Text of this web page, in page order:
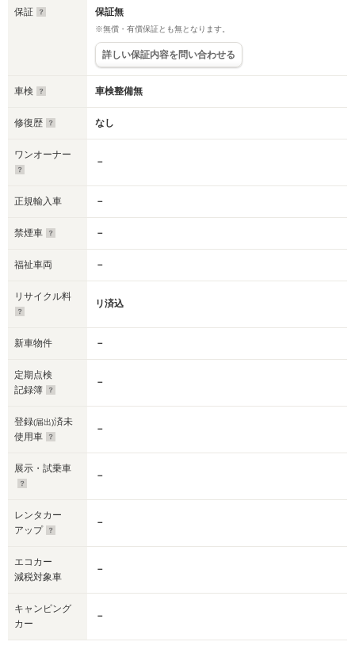
保証 保証無
※無償・有償保証とも無となります。
詳しい保証内容を問い合わせる
車検 車検整備無
修復歴 なし
ワンオーナー
－
正規輸入車 －
禁煙車 －
福祉車両 －
リサイクル料
リ済込
新車物件 －
定期点検
記録簿
－
登録(届出)済未
使用車
－
展示・試乗車
－
レンタカー
アップ
－
エコカー
減税対象車
－
キャンピング
カー
－